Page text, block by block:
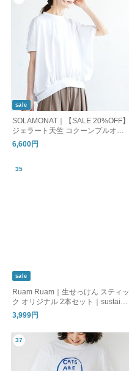
sale
SOLAMONAT｜【SALE 20%OFF】
ジェラート天竺 コクーンプルオー
バー トップス Tシャツ カットソー
SMA-JT-COC
6,600円
sale
Ruam Ruam｜生せっけん スティッ
ク オリジナル 2本セット｜sustaina
ble outlet
3,999円